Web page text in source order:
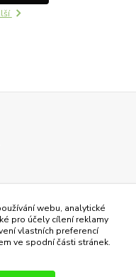
webu, analytické
pro účely cílení reklamy
vlastních preferencí
ve spodní části stránek.